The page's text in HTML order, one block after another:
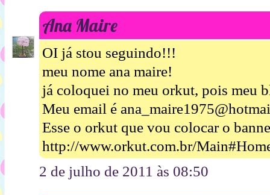
Ana Maire
OI já stou seguindo!!!
meu nome ana maire!
já coloquei no meu orkut, pois meu
Meu email é
Esse o orkut que vou colocar o
http://www.orkut.com.br/
2 de julho de 2011 às 08:50